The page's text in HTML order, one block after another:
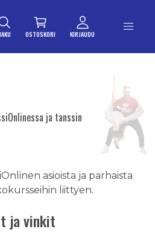
OSTOSKORI KIRJAUDU
ja tanssin
asioista ja parhaista
liittyen.
ja vinkit